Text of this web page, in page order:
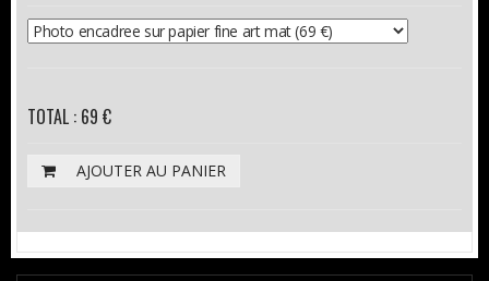
TOTAL : 69 €
AJOUTER AU PANIER